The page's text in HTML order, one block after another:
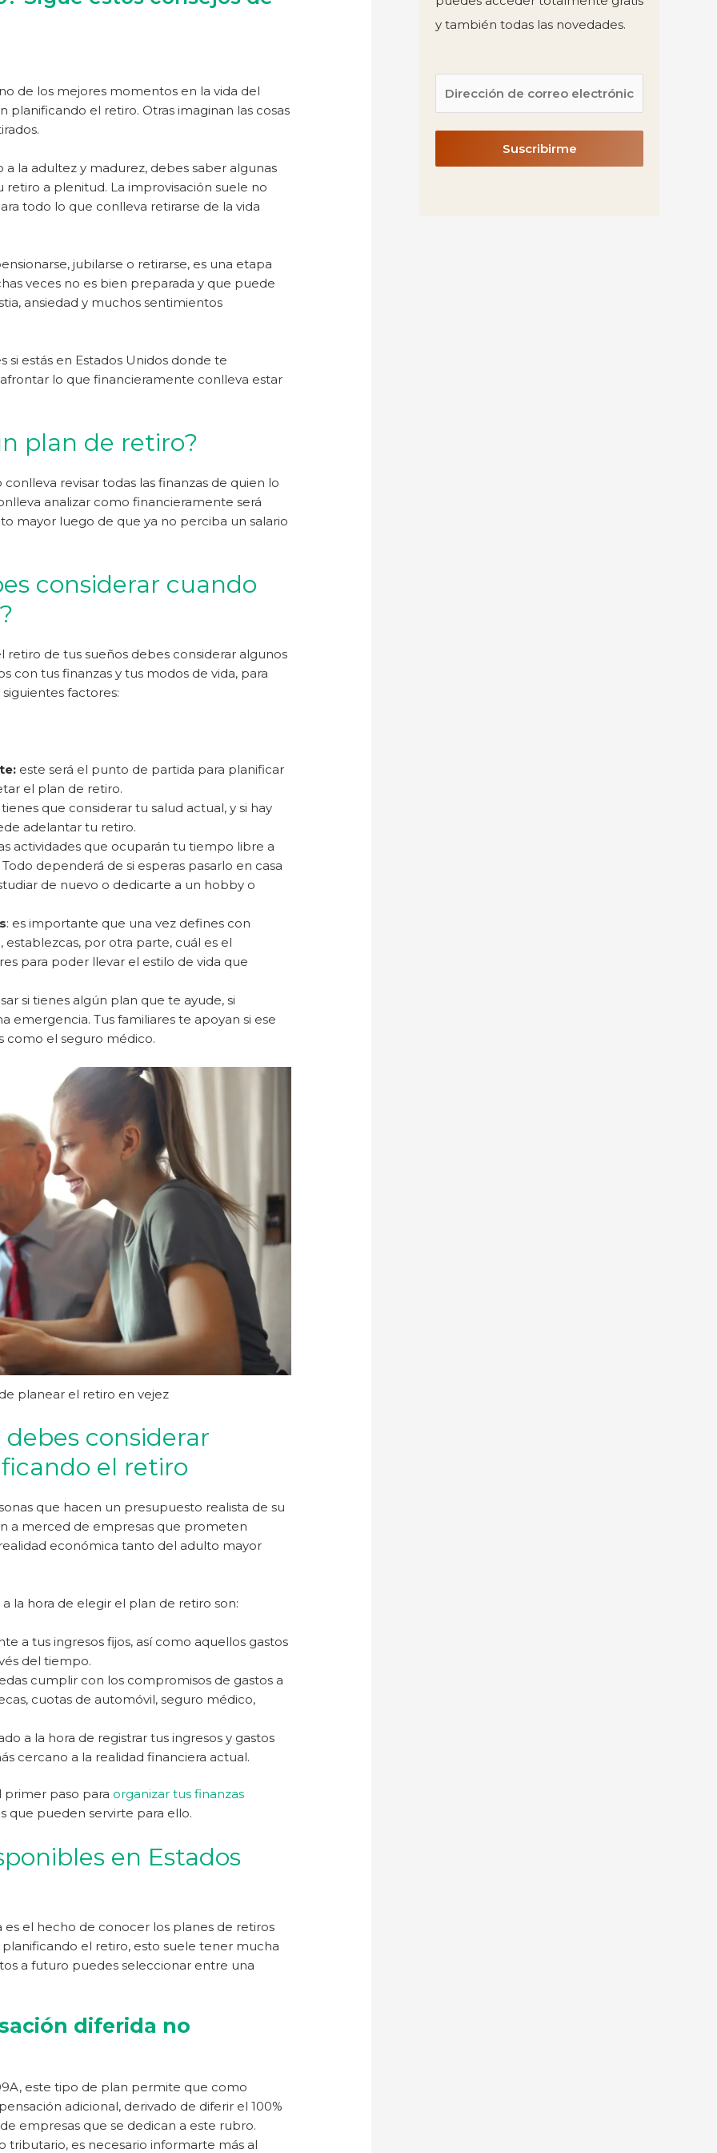
de los mejores momentos en la vida del
planificando el retiro. Otras imaginan las cosas
a la adultez y madurez, debes saber algunas
a plenitud. La improvisación suele no
todo lo que conlleva retirarse de la vida
jubilarse o retirarse, es una etapa
veces no es bien preparada y que puede
ansiedad y muchos sentimientos
si estás en Estados Unidos donde te
lo que financieramente conlleva estar
plan de retiro?
revisar todas las finanzas de quien lo
analizar como financieramente será
mayor luego de que ya no perciba un salario
considerar cuando
de tus sueños debes considerar algunos
con tus finanzas y tus modos de vida, para
factores:
este será el punto de partida para planificar
el plan de retiro.
tienes que considerar tu salud actual, y si hay
adelantar tu retiro.
actividades que ocuparán tu tiempo libre a
dependerá de si esperas pasarlo en casa
de nuevo o dedicarte a un hobby o
: es importante que una vez defines con
por otra parte, cuál es el
para poder llevar el estilo de vida que
si tienes algún plan que te ayude, si
emergencia. Tus familiares te apoyan si ese
como el seguro médico.
planear el retiro en vejez
considerar
el retiro
que hacen un presupuesto realista de su
a merced de empresas que prometen
económica tanto del adulto mayor
la hora de elegir el plan de retiro son:
a tus ingresos fijos, así como aquellos gastos
del tiempo.
cumplir con los compromisos de gastos a
cuotas de automóvil, seguro médico,
a la hora de registrar tus ingresos y gastos
cercano a la realidad financiera actual.
paso para organizar tus finanzas
que pueden servirte para ello.
en Estados
el hecho de conocer los planes de retiros
el retiro, esto suele tener mucha
a futuro puedes seleccionar entre una
diferida no
este tipo de plan permite que como
adicional, derivado de diferir el 100%
empresas que se dedican a este rubro.
tributario, es necesario informarte más al
y también todas las novedades.